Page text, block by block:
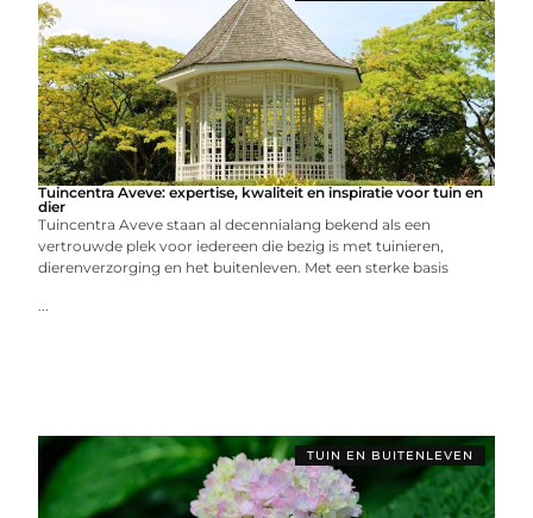
Tuincentra Aveve: expertise, kwaliteit en inspiratie voor tuin en
dier
Tuincentra Aveve staan al decennialang bekend als een
vertrouwde plek voor iedereen die bezig is met tuinieren,
dierenverzorging en het buitenleven. Met een sterke basis
...
TUIN EN BUITENLEVEN